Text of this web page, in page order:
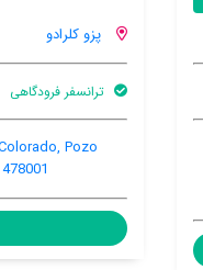
Villa-Vel Pueblo